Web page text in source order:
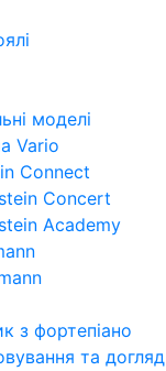
моделі
Vario
Connect
Concert
Academy
з фортепіано
та догляд